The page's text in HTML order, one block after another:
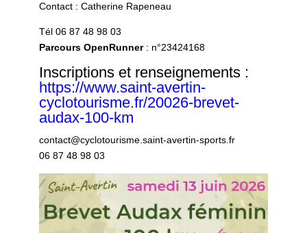
Contact : Catherine Rapeneau
Tél 06 87 48 98 03
Parcours OpenRunner: n°23424168
Inscriptions et renseignements :
https://www.saint-avertin-
cyclotourisme.fr/20026-brevet-
audax-100-km
contact@cyclotourisme.saint-avertin-sports.fr
06 87 48 98 03